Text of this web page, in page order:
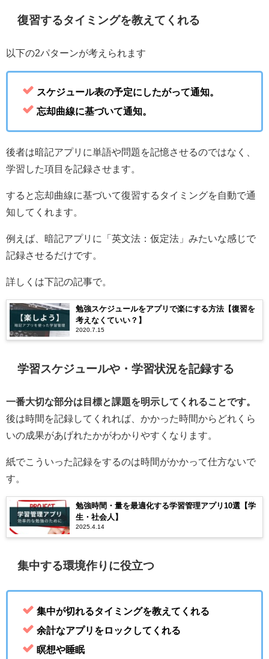
復習するタイミングを教えてくれる
以下の2パターンが考えられます
スケジュール表の予定にしたがって通知。
忘却曲線に基づいて通知。
後者は暗記アプリに単語や問題を記憶させるのではなく、
学習した項目を記録させます。
すると忘却曲線に基づいて復習するタイミングを自動で通
知してくれます。
例えば、暗記アプリに「英文法：仮定法」みたいな感じで
記録させるだけです。
詳しくは下記の記事で。
勉強スケジュールをアプリで楽にする方法【復習を
考えなくていい？】
2020.7.15
学習スケジュールや・学習状況を記録する
一番大切な部分は目標と課題を明示してくれることです。
後は時間を記録してくれれば、かかった時間からどれくら
いの成果があげれたかがわかりやすくなります。
紙でこういった記録をするのは時間がかかって仕方ないで
す。
勉強時間・量を最適化する学習管理アプリ10選【学
生・社会人】
2025.4.14
集中する環境作りに役立つ
集中が切れるタイミングを教えてくれる
余計なアプリをロックしてくれる
瞑想や睡眠